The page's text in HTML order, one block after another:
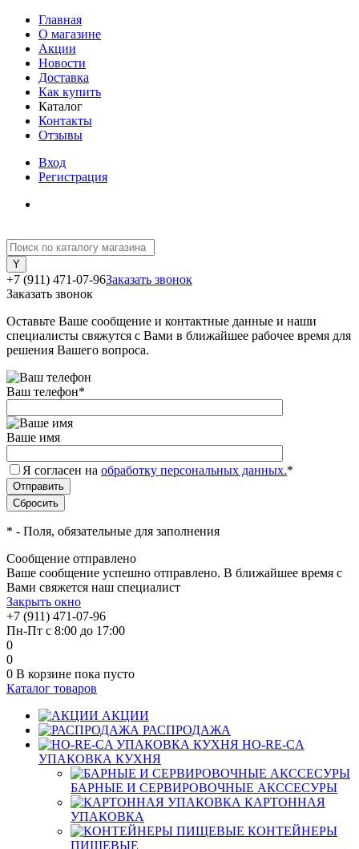
Главная
О магазине
Акции
Новости
Доставка
Как купить
Каталог
Контакты
Отзывы
Вход
Регистрация
+7 (911) 471-07-96Заказать звонок
Заказать звонок
Оставьте Ваше сообщение и контактные данные и наши
специалисты свяжутся с Вами в ближайшее рабочее время для
решения Вашего вопроса.
Ваш телефон*
Ваше имя
Я согласен на обработку персональных данных.*
* - Поля, обязательные для заполнения
Сообщение отправлено
Ваше сообщение успешно отправлено. В ближайшее время с
Вами свяжется наш специалист
Закрыть окно
+7 (911) 471-07-96
Пн-Пт с 8:00 до 17:00
0
0
0 В корзине пока пусто
Каталог товаров
АКЦИИ
РАСПРОДАЖА
HO-RE-CA
УПАКОВКА КУХНЯ
БАРНЫЕ И СЕРВИРОВОЧНЫЕ АКССЕСУРЫ
КАРТОННАЯ
УПАКОВКА
КОНТЕЙНЕРЫ
ПИЩЕВЫЕ